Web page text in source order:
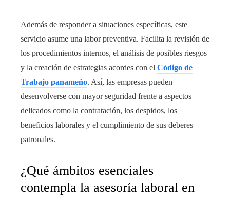
Además de responder a situaciones específicas, este
servicio asume una labor preventiva. Facilita la revisión de
los procedimientos internos, el análisis de posibles riesgos
y la creación de estrategias acordes con el Código de
Trabajo panameño. Así, las empresas pueden
desenvolverse con mayor seguridad frente a aspectos
delicados como la contratación, los despidos, los
beneficios laborales y el cumplimiento de sus deberes
patronales.
¿Qué ámbitos esenciales
contempla la asesoría laboral en